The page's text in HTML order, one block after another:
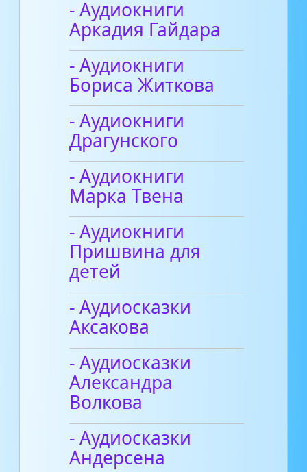
- Аудиокниги
Аркадия Гайдара
- Аудиокниги
Бориса Житкова
- Аудиокниги
Драгунского
- Аудиокниги
Марка Твена
- Аудиокниги
Пришвина для
детей
- Аудиосказки
Аксакова
- Аудиосказки
Александра
Волкова
- Аудиосказки
Андерсена